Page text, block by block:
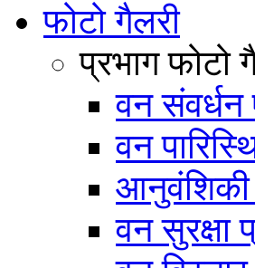
फोटो गैलरी
प्रभाग फोटो
वन
वन
आनुवंशिकी
वन सुरक्षा